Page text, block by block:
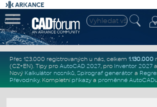
Přes 123.000 registrovaných u nás, celkem 1.130.000
(CZ+EN). Tipy pro AutoCAD 2027, pro Inventor 2027
Nový Kalkulátor nosníků, Spirograf generátor a
Převodníky. Kompletní příkazya proměnné